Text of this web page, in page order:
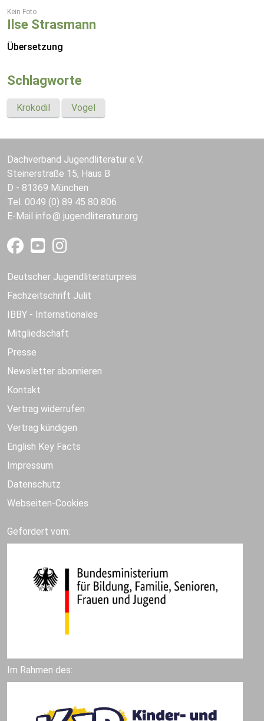
Kein Foto
Ilse Strasmann
Übersetzung
Schlagworte
Krokodil Vogel
Dachverband Jugendliteratur e.V.
Steinerstraße 15, Haus B
D - 81369 München
Tel. 0049 (0) 89 45 80 806
E-Mail info jugendliteratur.org
Deutscher Jugendliteraturpreis
Fachzeitschrift Julit
IBBY - Internationales
Mitgliedschaft
Presse
Newsletter abonnieren
Kontakt
Vertrag widerrufen
Vertrag kündigen
English Key Facts
Impressum
Datenschutz
Webseiten-Cookies
Gefördert vom:
Im Rahmen des: